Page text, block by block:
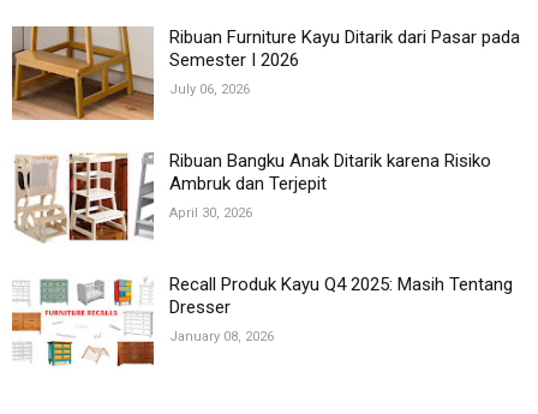
Ribuan Furniture Kayu Ditarik dari Pasar pada
Semester I 2026
July 06, 2026
Ribuan Bangku Anak Ditarik karena Risiko
Ambruk dan Terjepit
April 30, 2026
Recall Produk Kayu Q4 2025: Masih Tentang
Dresser
January 08, 2026